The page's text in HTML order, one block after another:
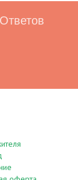
Ответов